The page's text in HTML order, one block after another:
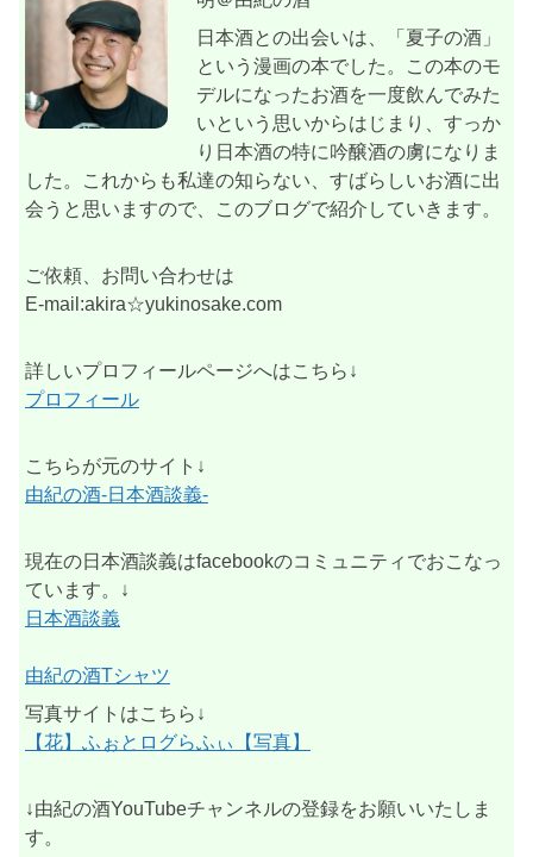
日本酒との出会いは、「夏子の酒」
という漫画の本でした。この本のモ
デルになったお酒を一度飲んでみた
いという思いからはじまり、すっか
り日本酒の特に吟醸酒の虜になりま
した。これからも私達の知らない、すばらしいお酒に出
会うと思いますので、このブログで紹介していきます。
ご依頼、お問い合わせは
E-mail:akira☆yukinosake.com
詳しいプロフィールページへはこちら↓
プロフィール
こちらが元のサイト↓
由紀の酒-日本酒談義-
現在の日本酒談義はfacebookのコミュニティでおこなっ
ています。↓
日本酒談義
由紀の酒Tシャツ
写真サイトはこちら↓
【花】ふぉとログらふぃ【写真】
↓由紀の酒YouTubeチャンネルの登録をお願いいたしま
す。